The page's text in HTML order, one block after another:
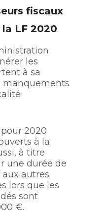
fiscaux
la LF 2020
les
à sa
manquements
2020
à la
à titre
une durée de
aux autres
lors que les
sont
€.